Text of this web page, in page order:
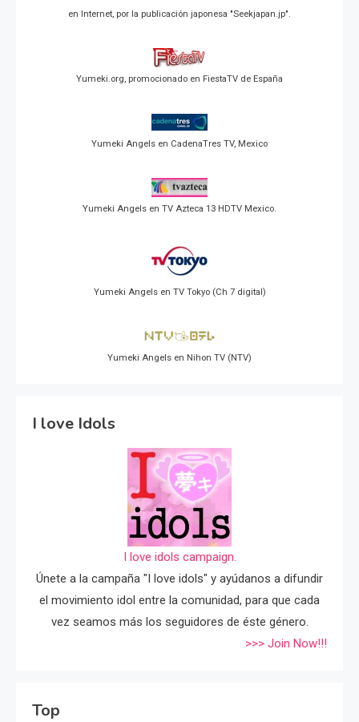
en Internet, por la publicación japonesa "Seekjapan.jp".
Yumeki.org, promocionado en FiestaTV de España
Yumeki Angels en CadenaTres TV, Mexico
Yumeki Angels en TV Azteca 13 HDTV Mexico.
Yumeki Angels en TV Tokyo (Ch 7 digital)
Yumeki Angels en Nihon TV (NTV)
I love Idols
I love idols campaign.
Únete a la campaña "I love idols" y ayúdanos a difundir
el movimiento idol entre la comunidad, para que cada
vez seamos más los seguidores de éste género.
>>> Join Now!!!
Top